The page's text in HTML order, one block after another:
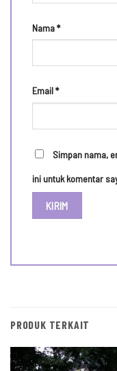
Nama*
Email*
Simpan nama,
ini untuk komentar
PRODUK TERKAIT